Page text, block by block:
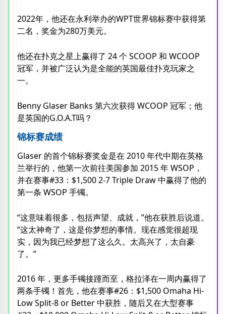
2022年，他还在永利举办的WPT世界锦标赛中获得第
二名，奖金为280万美元。
他还在扑克之星上赢得了 24 个 SCOOP 和 WCOOP
冠军，并被广泛认为是全能的英国最佳扑克玩家之
一。
Benny Glaser Banks 第六次获得 WCOOP 冠军；他
是英国的G.O.A.T吗？
锦标赛成绩
Glaser 的首个锦标赛奖金是在 2010 年代中期在英格
兰举行的，他第一次前往美国参加 2015 年 WSOP，
并在赛事#33：$1,500 2-7 Triple Draw 中赢得了他的
第一条 WSOP 手镯。
“这意味着很多，包括声望、成就，”他在获胜后说道。
“这太神奇了，这是你梦想的事情。现在感觉很超现
实，因为我已经梦想了这么久。太高兴了，太自豪
了。”
2016 年，更多手镯接踵而至，格拉泽在一周内赢得了
两条手镯！首先，他在赛事#26：$1,500 Omaha Hi-
Low Split-8 or Better 中获胜，随后又在大型赛事